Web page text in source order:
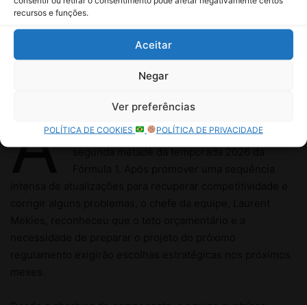
recursos e funções.
Aceitar
Negar
Ver preferências
POLÍTICA DE COOKIES POLÍTICA DE PRIVACIDADE